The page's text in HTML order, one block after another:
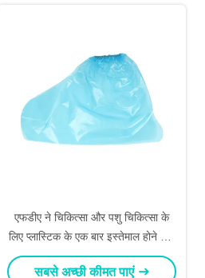
एफडीए ने चिकित्सा और पशु चिकित्सा के
लिए प्लास्टिक के एक बार इस्तेमाल होने वाले
जूते के कवर को मंजूरी दी
सबसे अच्छी कीमत पाएं